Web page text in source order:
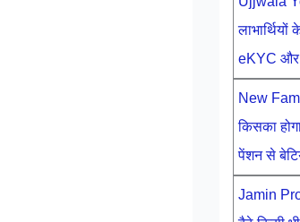
eKYC और
New
किसका
पेंशन से
Jamin